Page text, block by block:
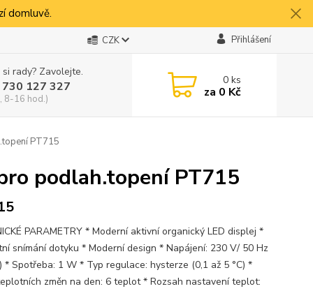
domluvě.
CZK Přihlášení
rady? Zavolejte.
127 327
8-16 hod.)
0ks
za 0 Kč
PT715
podlah.topení PT715
PARAMETRY * Moderní aktivní organický LED displej *
snímání dotyku * Moderní design * Napájení: 230 V/ 50 Hz
* Spotřeba: 1 W * Typ regulace: hysterze (0,1 až 5 °C) *
změn na den: 6 teplot * Rozsah nastavení teplot: